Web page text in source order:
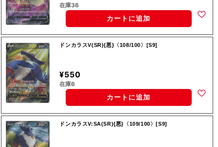
在庫36
カートに追加
ドンカラスV(SR){悪}〈108/100〉[S9]
¥550
在庫6
カートに追加
ドンカラスV:SA(SR){悪}〈109/100〉[S9]